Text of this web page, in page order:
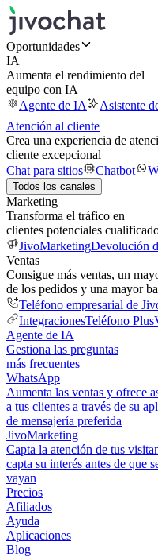
Oportunidades
IA
Aumenta el rendimiento del
equipo con IA
Agente de IA
Asistente
Atención al cliente
Crea una experiencia de
cliente excepcional
Chat para sitios
Chatbot
Todos los canales
Marketing
Transforma el tráfico en
clientes potenciales
JivoMarketingDevolución
Ventas
Consigue más ventas, un
de los pedidos y una mayor
Teléfono empresarial de
IntegracionesTeléfono Plus
Agente de IA
Gestiona las preguntas
más frecuentes
WhatsApp
Aumenta las ventas y ofrece
a tus clientes a través de su
de mensajería preferida
JivoMarketing
Capta la atención de tus
capta su interés antes de que
vayan
Precios
Afiliados
Ayuda
Aplicaciones
Blog